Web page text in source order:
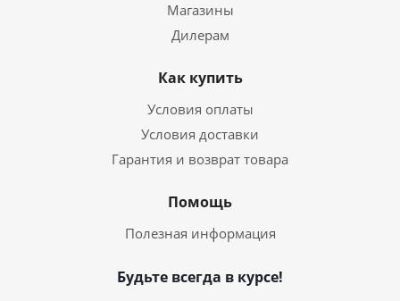
Магазины
Дилерам
Как купить
Условия оплаты
Условия доставки
Гарантия и возврат товара
Помощь
Полезная информация
Будьте всегда в курсе!